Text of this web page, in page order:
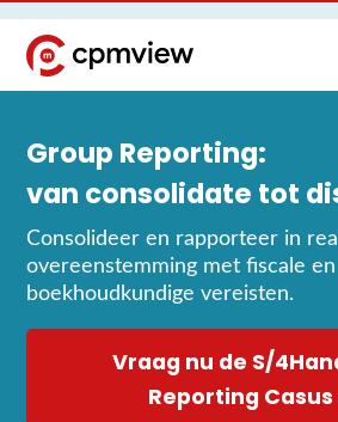
Group Reporting:
van consolidate tot
Consolideer en rapporteer in
overeenstemming met fiscale en
boekhoudkundige vereisten.
Vraag nu de S/
Reporting Casus